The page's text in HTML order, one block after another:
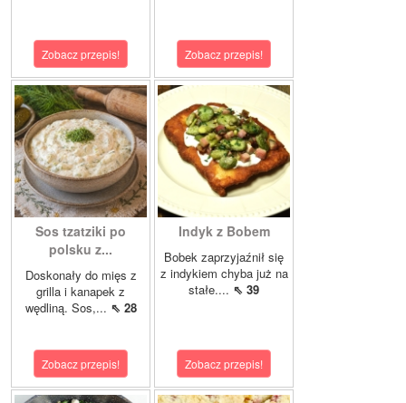
Zobacz przepis! Zobacz przepis!
Sos tzatziki po
polsku z...
Doskonały do mięs z
grilla i kanapek z
wędliną. Sos,... ⇖ 28
Zobacz przepis!
Indyk z Bobem
Bobek zaprzyjaźnił się
z indykiem chyba już na
stałe.... ⇖ 39
Zobacz przepis!